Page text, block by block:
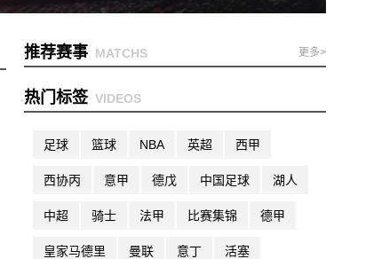
推荐赛事 MATCHS 更多>
热门标签 VIDEOS
足球 篮球 NBA 英超 西甲
西协丙 意甲 德戊 中国足球 湖人
中超 骑士 法甲 比赛集锦 德甲
皇家马德里 曼联 意丁 活塞